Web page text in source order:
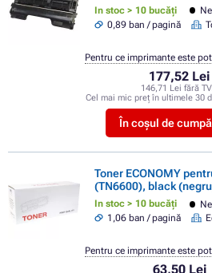
In stoc > 10 bucăți
0,89 ban / pagină
177,52 Lei
146,71 Lei fără
Cel mai mic preț în ultimele 30
În coșul de
Pentru ce imprimante este
Toner ECONOMY
(TN6600), black
In stoc > 10 bucăți
1,06 ban / pagină
63,50 Lei
Pentru ce imprimante este